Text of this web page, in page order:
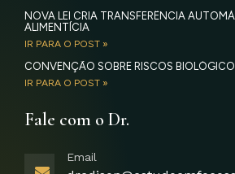
NOVA LEI CRIA TRANSFERÊNCIA
ALIMENTÍCIA
IR PARA O POST »
CONVENÇÃO SOBRE RISCOS
IR PARA O POST »
Fale com o Dr.
Email